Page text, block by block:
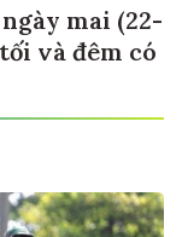
mai (22-
và đêm có